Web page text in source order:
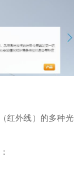
红外线）的多种光